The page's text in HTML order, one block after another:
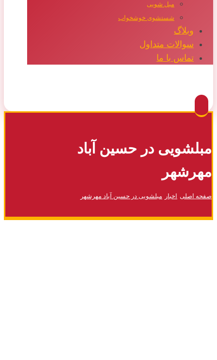
مبل شویی
شستشوی خوشخواب
وبلاگ
سوالات متداول
تماس با ما
مبلشویی در حسین آباد
مهرشهر
صفحه اصلی اخبار مبلشویی در حسین آباد مهرشهر